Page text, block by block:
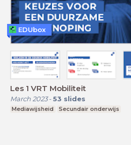
Les 1 VRT Mobiliteit
March 2023- 53 slides
Mediawijsheid Secundair onderwijs
EDUbox